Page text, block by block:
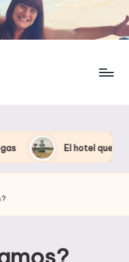
El hotel que Disney